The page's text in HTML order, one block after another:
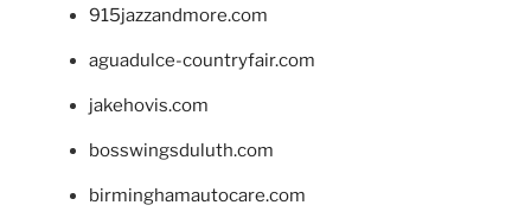
915jazzandmore.com
aguadulce-countryfair.com
jakehovis.com
bosswingsduluth.com
birminghamautocare.com